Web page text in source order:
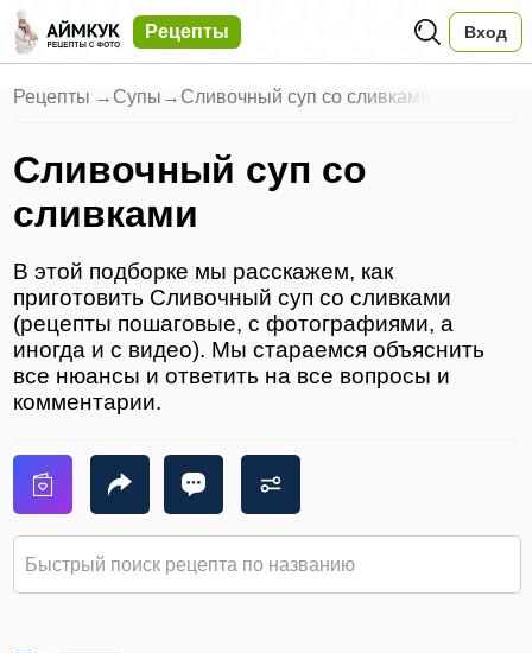
Рецепты Вход
Рецепты → Супы → Сливочный суп со сливками
Сливочный суп со
сливками
В этой подборке мы расскажем, как
приготовить Сливочный суп со сливками
(рецепты пошаговые, с фотографиями, а
иногда и с видео). Мы стараемся объяснить
все нюансы и ответить на все вопросы и
комментарии.